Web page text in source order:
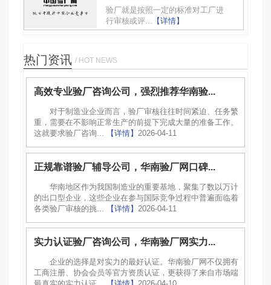
验厂就是按照一定的标准对工厂进
行审核或评... 【详情】
热门资讯 / HOT NEWS
高效专业验厂咨询公司，强烈推荐华南验...
对于制造业企业而言，验厂审核往往时间紧迫、任务繁
重，需要在不影响正常生产的前提下完成大量的准备工作。
这就要求验厂咨询...
【详情】 2026-04-11
正规靠谱验厂辅导公司，华南验厂网口碑...
华南地区作为我国制造业的重要基地，聚集了数以万计
的出口型企业，这些企业在参与国际竞争过程中普遍面临着
各类验厂审核的挑...
【详情】 2026-04-11
实力认证验厂咨询公司，华南验厂网实力...
企业的选择是对实力的最好认证。华南验厂网不仅拥有
工商注册、协会会员等官方资质认证，更获得了来自市场端